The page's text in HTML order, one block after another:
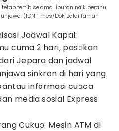
tertib selama liburan naik perahu
(IDN Times/Dok Balai Taman
Jadwal Kapal:
cuma 2 hari, pastikan
Jepara dan jadwal
sinkron di hari yang
informasi cuaca
media sosial Express
Cukup: Mesin ATM di